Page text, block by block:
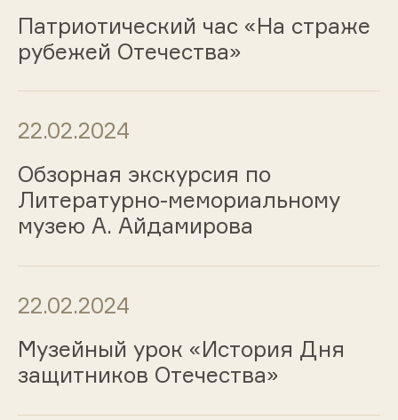
Патриотический час «На страже
рубежей Отечества»
22.02.2024
Обзорная экскурсия по
Литературно-мемориальному
музею А. Айдамирова
22.02.2024
Музейный урок «История Дня
защитников Отечества»